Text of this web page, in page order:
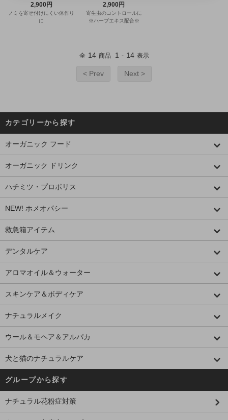
2,900円
ノミを寄せ付けにくい体作り
に
2,900円
寄生虫のコントロールに
※ハーブエキス配合※
全 14 商品 1 - 14 表示
< Prev Next >
カテゴリーから探す
オーガニック フード
オーガニック ドリンク
ハチミツ・プロポリス
NEW! ホメオパシー
救急箱アイテム
デンタルケア
アロマオイル＆ウォーター
スキンケア＆ボディケア
ナチュラルメイク
ウール＆モヘア＆アルパカ
犬と猫のナチュラルケア
グループから探す
ナチュラル花粉症対策